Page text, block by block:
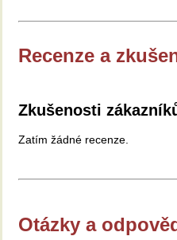
Recenze a
Zkušenosti
Zatím žádné recenze.
Otázky a